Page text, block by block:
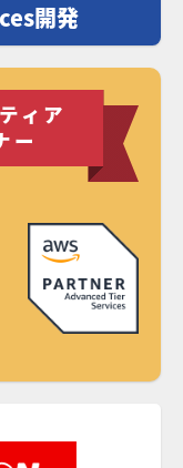
開発
ィア
ー